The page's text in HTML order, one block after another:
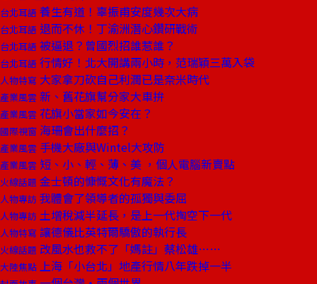
台北耳語 養生有道！辜振甫安度幾次大病
台北耳語 退而不休！丁渝洲潛心鑽研戰術
台北耳語 被逼退？曾國烈招誰惹誰？
台北耳語 行情好！北大開講兩小時，范瑞穎三萬入袋
人物特寫 大家拿刀砍自己利潤已是奈米時代
產業風雲 新、舊花旗幫分家大車拚
產業風雲 花旗小當家如今安在？
國際視窗 海珊會出什麼招？
產業風雲 手機大廠與Wintel大攻防
產業風雲 短、小、輕、薄、美 ，個人電腦新賣點
火線話題 金士頓的慷慨文化有魔法？
人物專訪 我體會了領導者的孤獨與委屈
人物專訪 土增稅減半延長，是上一代掏空下一代
人物特寫 讓德儀比英特爾驕傲的執行長
火線話題 改風水也救不了「媽註」蔡松雄……
大陸焦點 上海「小台北」地產行情八年跌掉一半